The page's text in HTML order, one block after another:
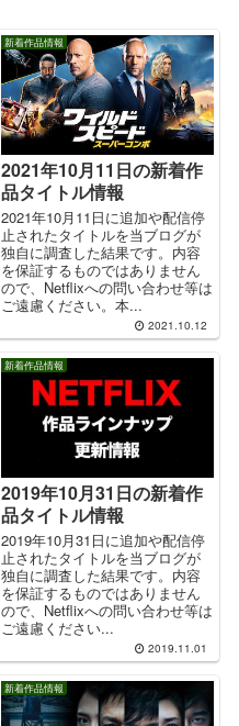
新着作品情報
2021年10月11日の新着作
品タイトル情報
2021年10月11日に追加や配信停
止されたタイトルを当ブログが
独自に調査した結果です。内容
を保証するものではありません
ので、Netflixへの問い合わせ等は
ご遠慮ください。本...
2021.10.12
新着作品情報
2019年10月31日の新着作
品タイトル情報
2019年10月31日に追加や配信停
止されたタイトルを当ブログが
独自に調査した結果です。内容
を保証するものではありません
ので、Netflixへの問い合わせ等は
ご遠慮ください...
2019.11.01
新着作品情報